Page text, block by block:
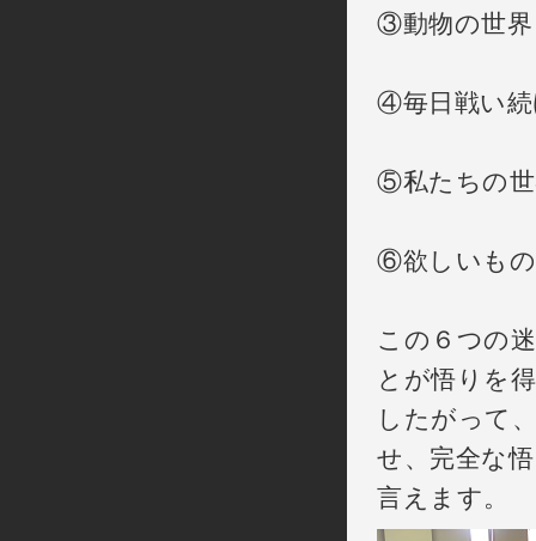
③動物の世界
④毎日戦い続
⑤私たちの世
⑥欲しいもの
この６つの
とが悟りを
したがって
せ、完全な
言えます。